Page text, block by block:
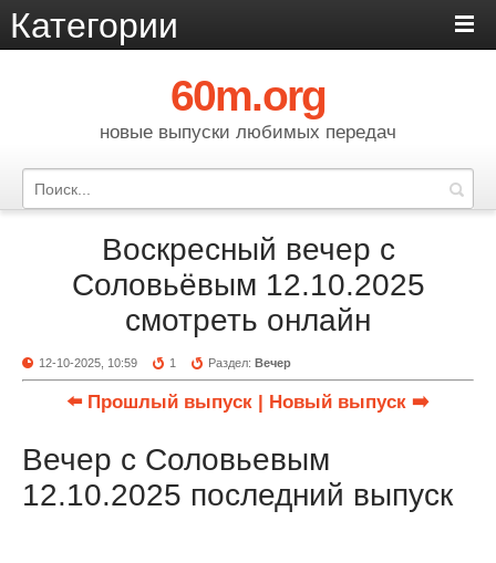
Категории
60m.org
новые выпуски любимых передач
Воскресный вечер с
Соловьёвым 12.10.2025
смотреть онлайн
12-10-2025, 10:59 1 Раздел:Вечер
⬅️ Прошлый выпуск | Новый выпуск ➡️
Вечер с Соловьевым
12.10.2025 последний выпуск